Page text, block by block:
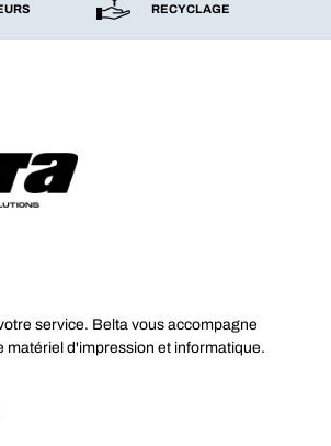
RECYCLAGE
service. Belta vous accompagne
matériel d'impression et informatique.